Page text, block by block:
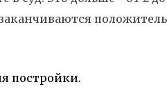
постройки.